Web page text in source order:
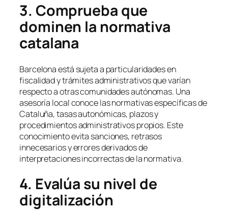
3. Comprueba que
dominen la normativa
catalana
Barcelona está sujeta a particularidades en
fiscalidad y trámites administrativos que varían
respecto a otras comunidades autónomas. Una
asesoría local conoce las normativas específicas de
Cataluña, tasas autonómicas, plazos y
procedimientos administrativos propios. Este
conocimiento evita sanciones, retrasos
innecesarios y errores derivados de
interpretaciones incorrectas de la normativa.
4. Evalúa su nivel de
digitalización